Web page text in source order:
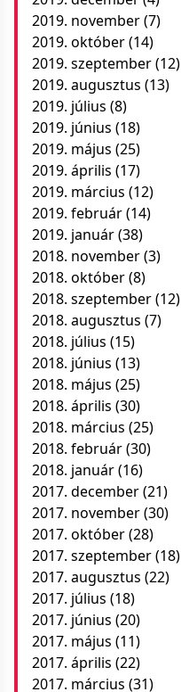
2019. november(7)
2019. október(14)
2019. szeptember(12)
2019. augusztus (13)
2019. július (8)
2019. június (18)
2019. május (25)
2019. április (17)
2019. március (12)
2019. február(14)
2019. január(38)
2018. november(3)
2018. október(8)
2018. szeptember(12)
2018. augusztus (7)
2018. július (15)
2018. június (13)
2018. május (25)
2018. április (30)
2018. március (25)
2018. február(30)
2018. január(16)
2017. december(21)
2017. november(30)
2017. október(28)
2017. szeptember(18)
2017. augusztus (22)
2017. július (18)
2017. június (20)
2017. május (11)
2017. április (22)
2017. március (31)